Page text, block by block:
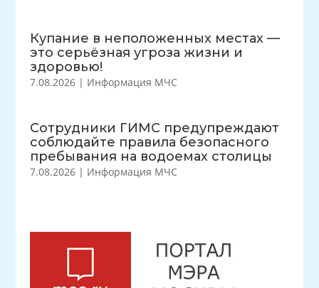
Купание в неположенных местах —
это серьёзная угроза жизни и
здоровью!
7.08.2026 | Информация МЧС
Сотрудники ГИМС предупреждают
соблюдайте правила безопасного
пребывания на водоемах столицы
7.08.2026 | Информация МЧС